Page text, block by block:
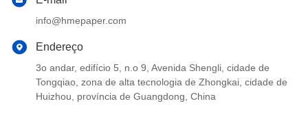
info@hmepaper.com
Endereço
3o andar, edifício 5, n.o 9, Avenida Shengli, cidade de
Tongqiao, zona de alta tecnologia de Zhongkai, cidade de
Huizhou, província de Guangdong, China